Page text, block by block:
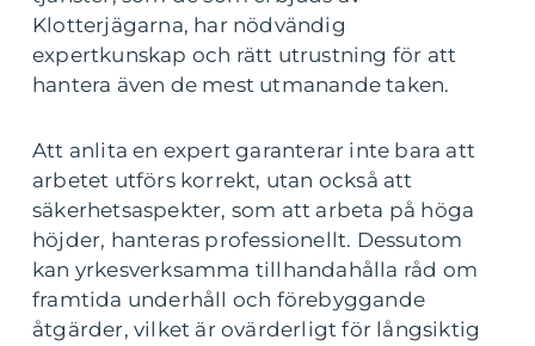
Klotterjägarna, har nödvändig
expertkunskap och rätt utrustning för att
hantera även de mest utmanande taken.
Att anlita en expert garanterar inte bara att
arbetet utförs korrekt, utan också att
säkerhetsaspekter, som att arbeta på höga
höjder, hanteras professionellt. Dessutom
kan yrkesverksamma tillhandahålla råd om
framtida underhåll och förebyggande
åtgärder, vilket är ovärderligt för långsiktig